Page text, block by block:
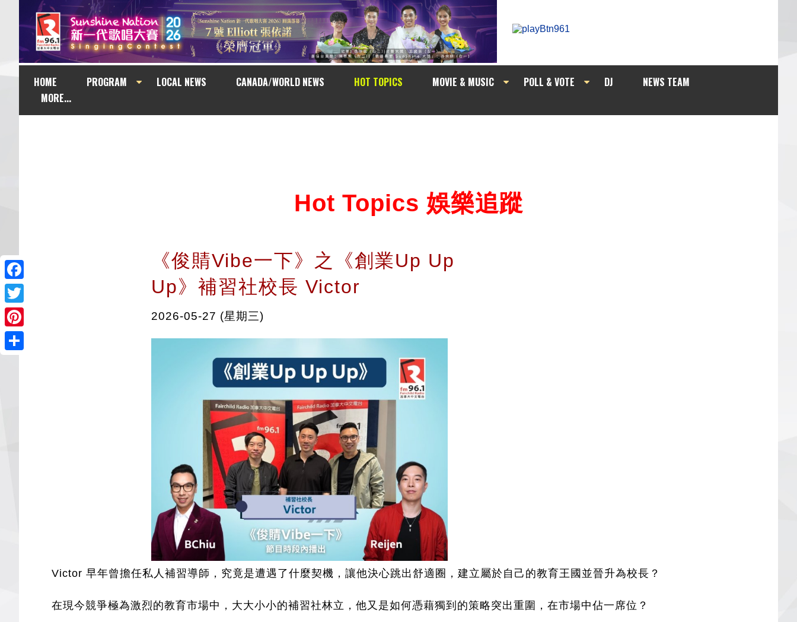
HOME PROGRAM LOCAL NEWS CANADA/WORLD NEWS HOT TOPICS MOVIE & MUSIC POLL & VOTE DJ
NEWS TEAM
MORE...
Facebook
Twitter
Pinterest
Hot Topics 娛樂追蹤
《俊䝼Vibe一下》之《創業Up Up
Up》補習社校長 Victor
2026-05-27 (星期三)
Victor 早年曾擔任私人補習導師，究竟是遭遇了什麼契機，讓他決心跳出舒適圈，建立屬於自己的教育王國並晉升為校長？
在現今競爭極為激烈的教育市場中，大大小小的補習社林立，他又是如何憑藉獨到的策略突出重圍，在市場中佔一席位？